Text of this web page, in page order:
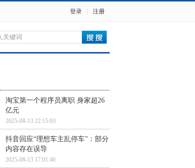
登录 注册
淘宝第一个程序员离职 身家超26
亿元
2025-08-13 22:15:03
抖音回应“理想车主乱停车”：部分
内容存在误导
2025-08-13 17:01:46